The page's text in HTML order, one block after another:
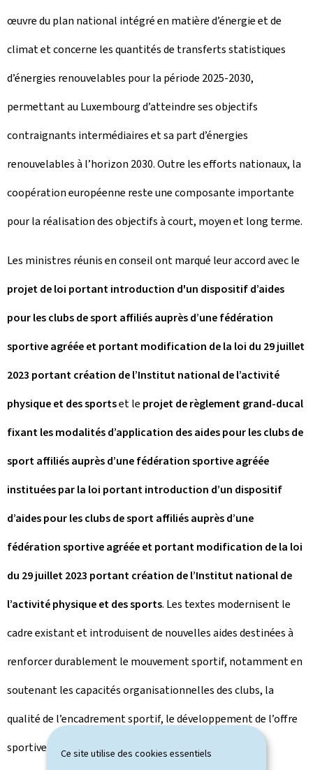
Ce site utilise des cookies essentiels
œuvre du plan national intégré en matière d’énergie et de
climat et concerne les quantités de transferts statistiques
d’énergies renouvelables pour la période 2025-2030,
permettant au Luxembourg d’atteindre ses objectifs
contraignants intermédiaires et sa part d’énergies
renouvelables à l’horizon 2030. Outre les efforts nationaux, la
coopération européenne reste une composante importante
pour la réalisation des objectifs à court, moyen et long terme.
Les ministres réunis en conseil ont marqué leur accord avec le
projet de loi portant introduction d'un dispositif d’aides
pour les clubs de sport affiliés auprès d’une fédération
sportive agréée et portant modification de la loi du 29 juillet
2023 portant création de l’Institut national de l’activité
physique et des sportset le projet de règlement grand-ducal
fixant les modalités d’application des aides pour les clubs de
sport affiliés auprès d’une fédération sportive agréée
instituées par la loi portant introduction d’un dispositif
d’aides pour les clubs de sport affiliés auprès d’une
fédération sportive agréée et portant modification de la loi
du 29 juillet 2023 portant création de l’Institut national de
l’activité physique et des sports. Les textes modernisent le
cadre existant et introduisent de nouvelles aides destinées à
renforcer durablement le mouvement sportif, notamment en
soutenant les capacités organisationnelles des clubs, la
qualité de l’encadrement sportif, le développement de l’offre
sportive et leur contribution à la cohésion sociale.